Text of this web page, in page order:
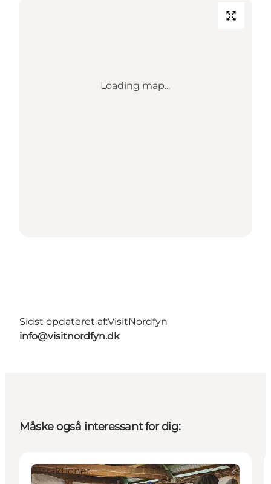
Loading map...
Sidst opdateret af:VisitNordfyn
info@visitnordfyn.dk
Måske også interessant for dig:
Attraktioner